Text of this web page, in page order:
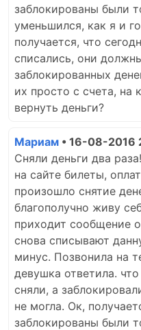
заблокированы были
уменьшился, как я и
получается, что
списались, они
заблокированных
их просто с счета, на
вернуть деньги?
Мариам • 16-08-2016
Сняли деньги два
на сайте билеты,
произошло снятие
благополучно живу
приходит сообщение
снова списывают
минус. Позвонила на
девушка ответила.
сняли, а
не могла. Ок,
заблокированы были